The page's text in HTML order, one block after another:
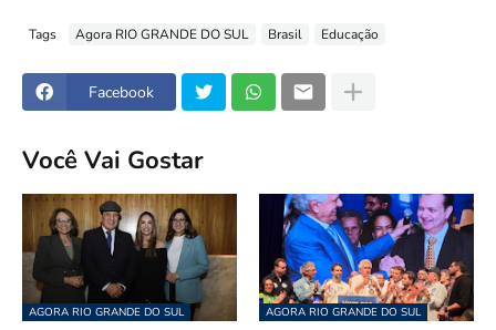
Tags Agora RIO GRANDE DO SUL Brasil Educação
Facebook
Você Vai Gostar
AGORA RIO GRANDE DO SUL AGORA RIO GRANDE DO SUL